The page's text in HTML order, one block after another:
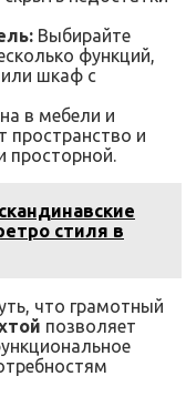
Выбирайте
функций,
шкаф с
в мебели и
пространство и
просторной.
стиля в
что грамотный
позволяет